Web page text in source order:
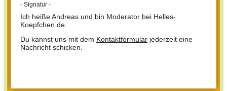
- Signatur -
Ich heiße Andreas und bin Moderator bei Helles-
Koepfchen.de.
Du kannst uns mit dem Kontaktformular jederzeit eine
Nachricht schicken.